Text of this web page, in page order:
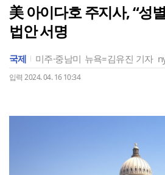
美 아이다호 주지사, “성
법안 서명
국제 미주·중남미 뉴욕=김유진 기자
입력 2024. 04. 16 10:34